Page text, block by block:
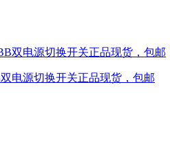
电源切换开关正品现货，包邮